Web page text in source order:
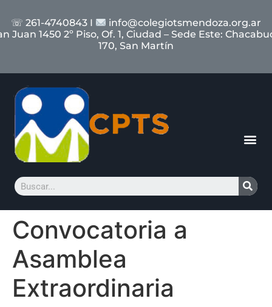
☏ 261-4740843 I
info@colegiotsmendoza.org.ar
Juan 1450 2º Piso, Of. 1, Ciudad – Sede Este:
170, San Martín
Convocatoria a
Asamblea
Extraordinaria